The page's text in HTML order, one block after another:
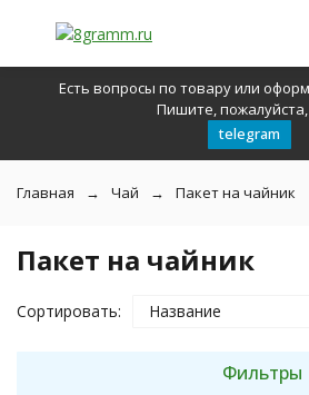
Есть вопросы по товару или
Пишите,
telegram
Главная Чай Пакет на чайник
Пакет на чайник
Сортировать: Название
Фильтры